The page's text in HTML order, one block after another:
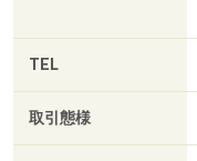
TEL
取引態様